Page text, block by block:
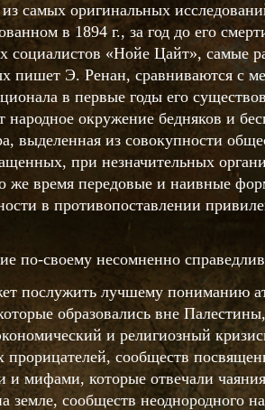
самых оригинальных
в 1894 г., за год до его
социалистов «Нойе Цайт», самые
пишет Э. Ренан, сравниваются с
в первые годы его
народное окружение бедняков и
выделенная из совокупности
при незначительных
же время передовые и наивные
в противопоставлении
по-своему несомненно
послужить лучшему пониманию
образовались вне
и религиозный
прорицателей, сообществ
и мифами, которые отвечали
земле, сообществ неоднородного